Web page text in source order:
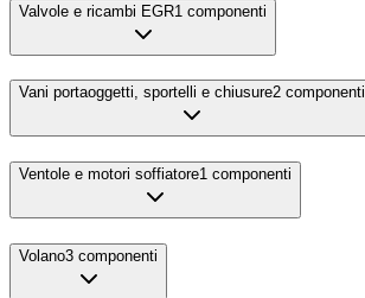
Valvole e ricambi EGR1 componenti
Vani portaoggetti, sportelli e chiusure2 componenti
Ventole e motori soffiatore1 componenti
Volano3 componenti